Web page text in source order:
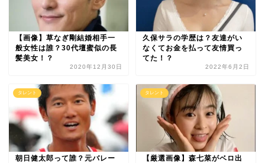
【画像】草なぎ剛結婚相手一
般女性は誰？30代壇蜜似の長
髪美女！？
2020年12月30日
久保サラの学歴は？友達がい
なくてお金を払って友情買っ
てた！？
2022年6月2日
タレント
朝日健太郎って誰？元バレー
タレント
【厳選画像】森七菜がベロ出